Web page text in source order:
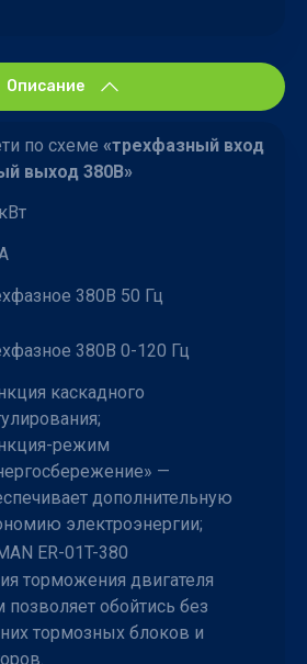
Описание
по схеме «трехфазный вход
выход 380В»
380В 50 Гц
380В 0-120 Гц
каскадного
режим
—
дополнительную
электроэнергии;
ER-01T-380
торможения двигателя
обойтись без
тормозных блоков и